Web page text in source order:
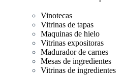
Vinotecas
Vitrinas de tapas
Maquinas de hielo
Vitrinas expositoras
Madurador de carnes
Mesas de ingredientes
Vitrinas de ingredientes